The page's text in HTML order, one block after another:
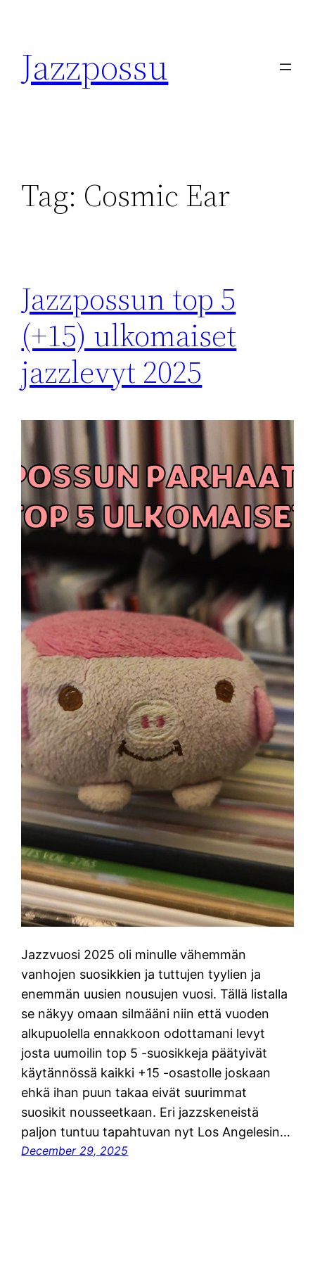
content
Jazzpossu
Tag: Cosmic Ear
Jazzpossun top 5
(+15) ulkomaiset
jazzlevyt 2025
Jazzvuosi 2025 oli minulle vähemmän
vanhojen suosikkien ja tuttujen tyylien ja
enemmän uusien nousujen vuosi. Tällä listalla
se näkyy omaan silmääni niin että vuoden
alkupuolella ennakkoon odottamani levyt
josta uumoilin top 5 -suosikkeja päätyivät
käytännössä kaikki +15 -osastolle joskaan
ehkä ihan puun takaa eivät suurimmat
suosikit nousseetkaan. Eri jazzskeneistä
paljon tuntuu tapahtuvan nyt Los Angelesin…
December 29, 2025